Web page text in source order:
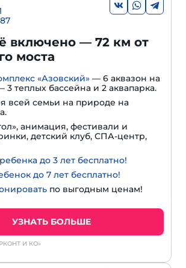
включено — 72 км от
моста
«Азовский» — 6 аквазон на
теплых бассейна и 2 аквапарка.
всей семьи на природе на
анимация, фестивали и
детский клуб, СПА-центр,
до 3 лет бесплатно!
до 7 лет бесплатно!
по выгодным ценам!
УЗНАТЬ БОЛЬШЕ
И КО»